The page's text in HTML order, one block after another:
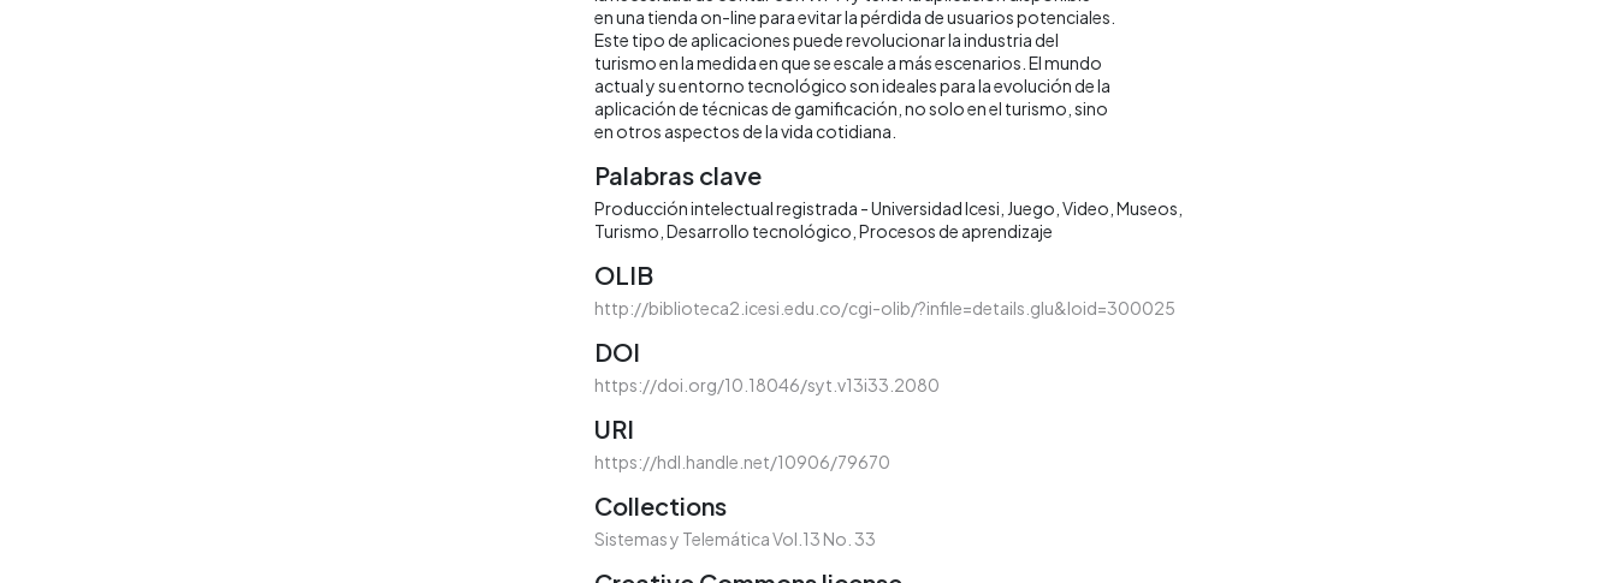
en una tienda on-line para evitar la pérdida de usuarios potenciales.
Este tipo de aplicaciones puede revolucionar la industria del
turismo en la medida en que se escale a más escenarios. El mundo
actual y su entorno tecnológico son ideales para la evolución de la
aplicación de técnicas de gamificación, no solo en el turismo, sino
en otros aspectos de la vida cotidiana.
Palabras clave
Producción intelectual registrada - Universidad Icesi Juego Video Museos
Turismo Desarrollo tecnológico Procesos de aprendizaje
OLIB
http://biblioteca2.icesi.edu.co/cgi-olib/?infile=details.glu&loid=300025
DOI
https://doi.org/10.18046/syt.v13i33.2080
URI
https://hdl.handle.net/10906/79670
Collections
Sistemas y Telemática Vol.13 No. 33